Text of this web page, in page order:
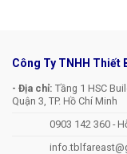
Công Ty TNHH Thiết
- Địa chỉ: Tầng 1 HSC
Quận 3, TP. Hồ Chí Minh
0903 142 360 -